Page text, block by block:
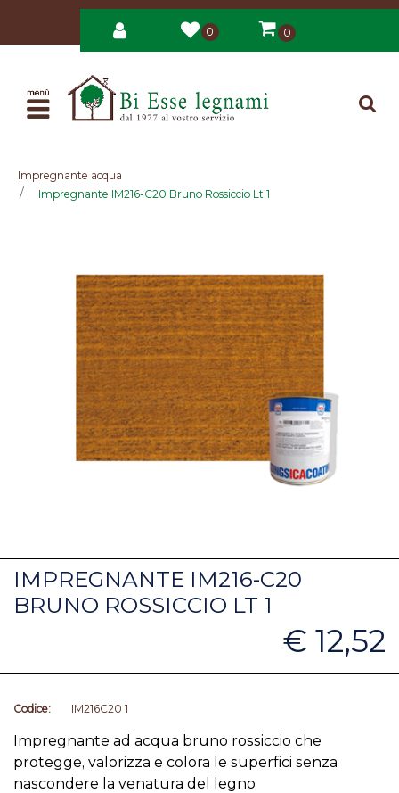
0 0
Open
Impregnante acqua
Impregnante IM216-C20 Bruno Rossiccio Lt 1
IMPREGNANTE IM216-C20
BRUNO ROSSICCIO LT 1
€ 12,52
Codice: IM216C20 1
Impregnante ad acqua bruno rossiccio che
protegge, valorizza e colora le superfici senza
nascondere la venatura del legno